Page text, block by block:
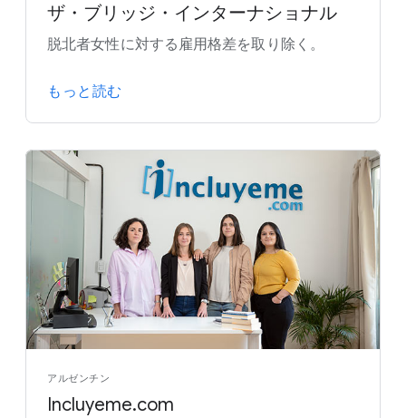
ザ・ブリッジ・インターナショナル
脱北者女性に対する雇用格差を取り除く。
もっと読む
アルゼンチン
Incluyeme.com